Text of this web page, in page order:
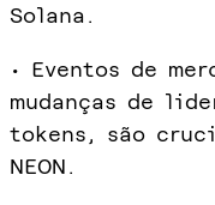
Solana.
• Eventos de
mudanças de
tokens, são
NEON.